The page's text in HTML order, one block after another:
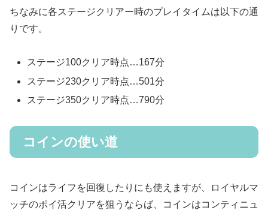
ちなみに各ステージクリアー時のプレイタイムは以下の通
りです。
ステージ100クリア時点…167分
ステージ230クリア時点…501分
ステージ350クリア時点…790分
コインの使い道
コインはライフを回復したりにも使えますが、ロイヤルマ
ッチのポイ活クリアを狙うならば、コインはコンティニュ